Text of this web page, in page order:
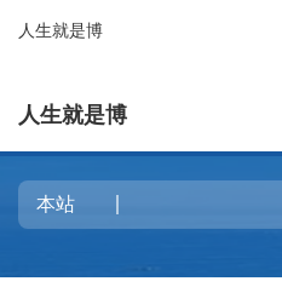
人生就是博
人生就是博